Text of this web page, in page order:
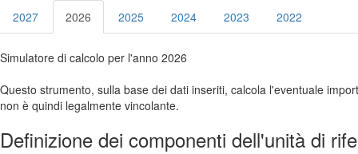
2027 2026 2025 2024 2023 2022
Simulatore di calcolo per l'anno 2026
Questo strumento, sulla base dei dati inseriti, calcola l'eventuale
non è quindi legalmente vincolante.
Definizione dei componenti dell'unità di